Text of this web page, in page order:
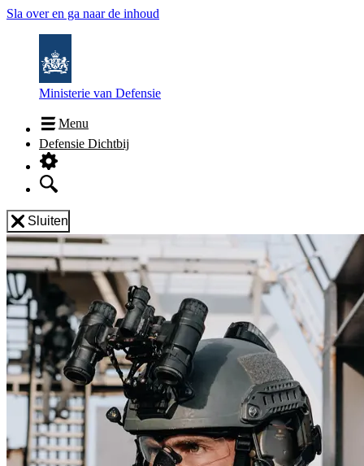
Sla over en ga naar de inhoud
Ministerie van Defensie
Menu
Defensie Dichtbij
Sluiten